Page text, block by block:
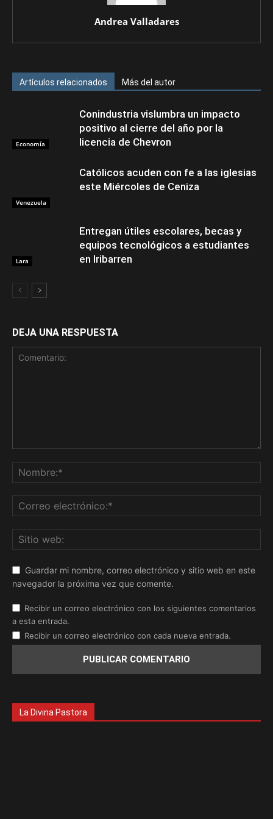
Andrea Valladares
Artículos relacionados Más del autor
Economía
Conindustria vislumbra un impacto
positivo al cierre del año por la
licencia de Chevron
Venezuela
Católicos acuden con fe a las iglesias
este Miércoles de Ceniza
Lara
Entregan útiles escolares, becas y
equipos tecnológicos a estudiantes
en Iribarren
DEJA UNA RESPUESTA
Guardar mi nombre, correo electrónico y sitio web en este
navegador la próxima vez que comente.
Recibir un correo electrónico con los siguientes comentarios
a esta entrada.
Recibir un correo electrónico con cada nueva entrada.
La Divina Pastora